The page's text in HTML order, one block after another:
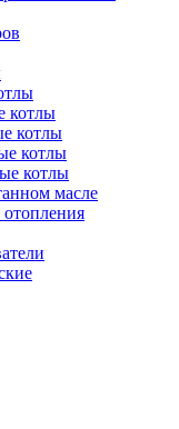
котлы
котлы
котлы
котлы
масле
отопления